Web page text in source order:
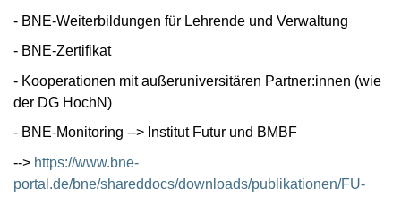
- BNE-Weiterbildungen für Lehrende und Verwaltung
- BNE-Zertifikat
- Kooperationen mit außeruniversitären Partner:innen (wie
der DG HochN)
- BNE-Monitoring --> Institut Futur und BMBF
--> https://www.bne-
portal.de/bne/shareddocs/downloads/publikationen/FU-